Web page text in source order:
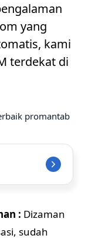
yang
kami
terdekat di
: Dizaman
sudah